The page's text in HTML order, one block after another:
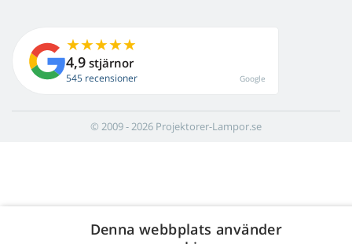
4,9 stjärnor
545 recensioner Google
© 2009 - 2026 Projektorer-Lampor.se
Denna webbplats använder